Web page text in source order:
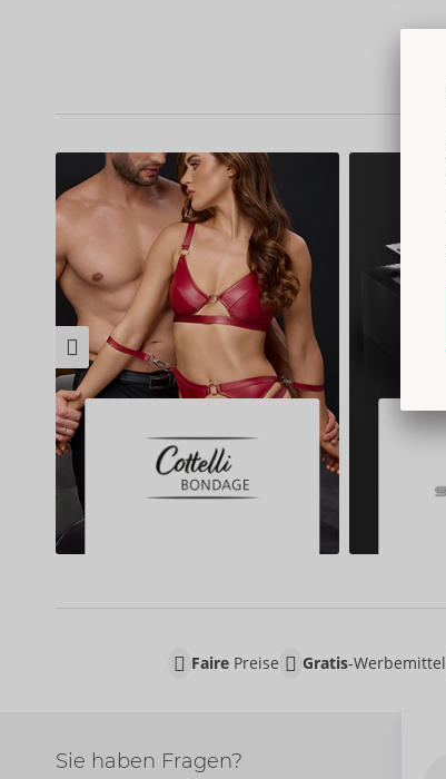
FairePreise Gratis-Werbemittel
Sie haben Fragen?